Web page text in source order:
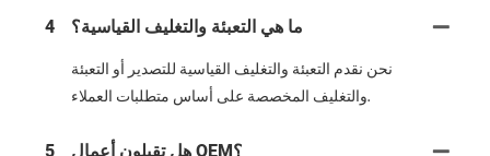
4 ما هي التعبئة والتغليف القياسية؟
نحن نقدم التعبئة والتغليف القياسية للتصدير أو التعبئة
والتغليف المخصصة على أساس متطلبات العملاء.